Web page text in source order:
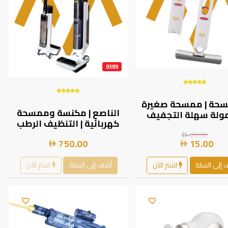
| ممسحة صغيرة
سهلة التجفيف
الصغيرة لتنظيف
إسفنجة
25.00
15.00
السلة اشترِ الآن
9389
الناصع | مكنسة وممسحة
كهربائية | التنظيف الرطب
والجاف | التنظيف الذاتي
التلقائي | شفط قوي | شاشة
LED ذكية | تصميم بخزانين
منقصلين | P300 |
750.00
أضف إلى السلة اشترِ الآن